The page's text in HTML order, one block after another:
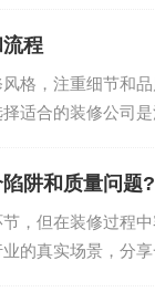
程
格，注重细节和
适合的装修公司
阱和质量问题?
，但在装修过程
的真实场景，分